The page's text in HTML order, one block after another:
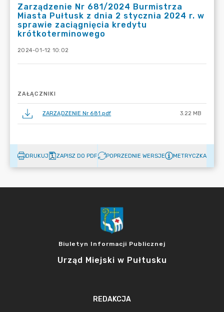
Zarządzenie Nr 681/2024 Burmistrza
Miasta Pułtusk z dnia 2 stycznia 2024 r. w
sprawie zaciągnięcia kredytu
krótkoterminowego
2024-01-12 10:02
ZAŁĄCZNIKI
ZARZĄDZENIE Nr 681.pdf 3.22 MB
DRUKUJ ZAPISZ DO PDF POPRZEDNIE WERSJE METRYCZKA
Biuletyn Informacji Publicznej
Urząd Miejski w Pułtusku
REDAKCJA